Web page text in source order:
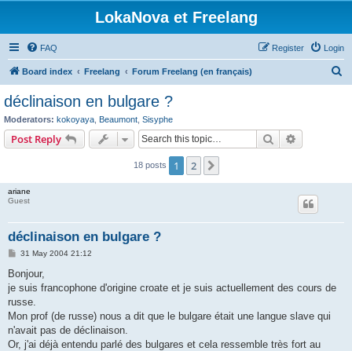
LokaNova et Freelang
FAQ Login
Register
Board index Freelang Forum Freelang (en français)
déclinaison en bulgare ?
Moderators: kokoyaya Beaumont Sisyphe
Post Reply Search
18 posts 1 2
ariane
Guest
déclinaison en bulgare ?
P
s
31 May 2004 21:12
Bonjour,
je suis francophone d'origine croate et je suis actuellement des cours de
russe.
Mon prof (de russe) nous a dit que le bulgare était une langue slave qui
n'avait pas de déclinaison.
Or, j'ai déjà entendu parlé des bulgares et cela ressemble très fort au